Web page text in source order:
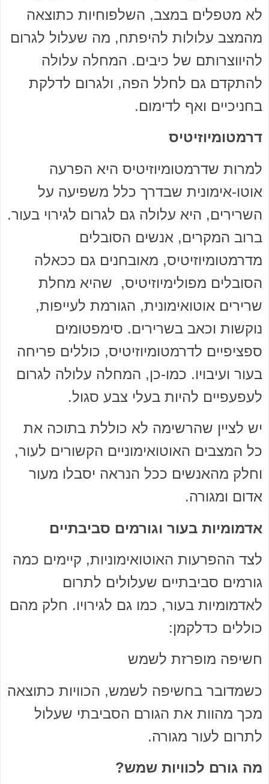
לא מטפלים במצב, השלפוחיות כתוצאה
מהמצב עלולות להיפתח, מה שעלול לגרום
להיווצרותם של כיבים. המחלה עלולה
להתקדם גם לחלל הפה, ולגרום לדלקת
בחניכיים ואף לדימום.
דרמטומיוזיטיס
למרות שדרמטומיוזיטיס היא הפרעה
אוטו-אימונית שבדרך כלל משפיעה על
השרירים, היא עלולה גם לגרום לגירוי בעור.
ברוב המקרים, אנשים הסובלים
מדרמטומיוזיטיס, מאובחנים גם ככאלה
הסובלים מפולימיוזיטיס, שהיא מחלת
שרירים אוטואימונית, הגורמת לעייפות,
נוקשות וכאב בשרירים. סימפטומים
ספציפיים לדרמטומיוזיטיס, כוללים פריחה
בעור ועיבויו. כמו-כן, המחלה עלולה לגרום
לעפעפיים להיות בעלי צבע סגול.
יש לציין שהרשימה לא כוללת בתוכה את
כל המצבים האוטואימוניים הקשורים לעור,
וחלק מהאנשים ככל הנראה יסבלו מעור
אדום ומגורה.
אדמומיות בעור וגורמים סביבתיים
לצד ההפרעות האוטואימוניות, קיימים כמה
גורמים סביבתיים שעלולים לתרום
לאדמומיות בעור, כמו גם לגירויו. חלק מהם
כוללים כדלקמן:
חשיפה מופרזת לשמש
כשמדובר בחשיפה לשמש, הכוויות כתוצאה
מכך מהוות את הגורם הסביבתי שעלול
לתרום לעור מגורה.
מה גורם לכוויות שמש?